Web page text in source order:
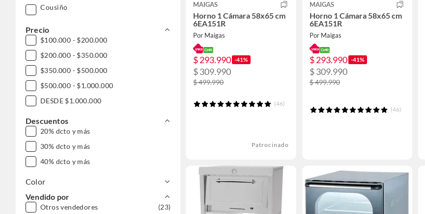
Cousiño
Precio
$100.000 - $200.000
$200.000 - $350.000
$350.000 - $500.000
$500.000 - $1.000.000
DESDE $1.000.000
Descuentos
20% dcto y más
30% dcto y más
40% dcto y más
Color
Vendido por
Otros vendedores
(23)
MAIGAS
Horno 1 Cámara 58x65 cm
6EA151R
Por Maigas
$ 293.990 -41%
$ 309.990
$ 499.990
(46)
Patrocinado
MAIGAS
Horno 1 Cámara 58x65 cm
6EA151R
Por Maigas
$ 293.990 -41%
$ 309.990
$ 499.990
(46)